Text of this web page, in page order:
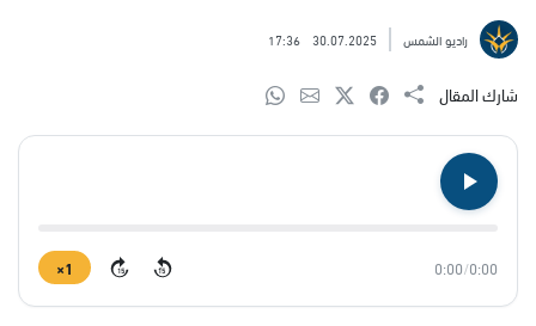
راديو الشمس 30.07.2025
17:36
شارك المقال
0:00
/
0:00
15
15
1×